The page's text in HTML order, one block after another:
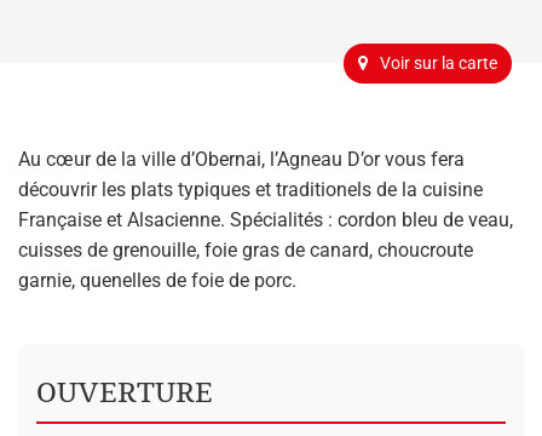
Voir sur la carte
Au cœur de la ville d’Obernai, l’Agneau D’or vous fera
découvrir les plats typiques et traditionels de la cuisine
Française et Alsacienne. Spécialités : cordon bleu de veau,
cuisses de grenouille, foie gras de canard, choucroute
garnie, quenelles de foie de porc.
OUVERTURE